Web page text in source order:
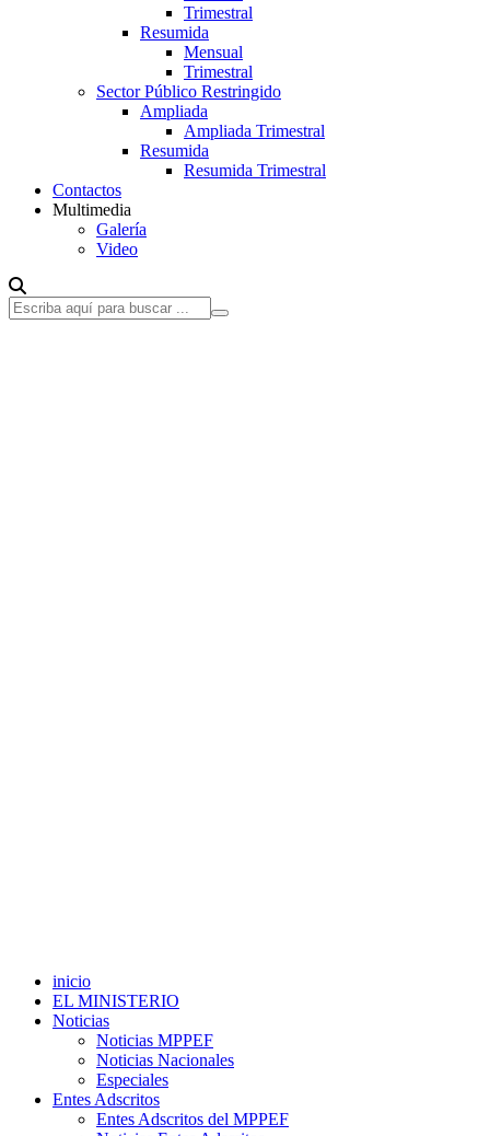
Trimestral
Resumida
Mensual
Trimestral
Sector Público Restringido
Ampliada
Ampliada Trimestral
Resumida
Resumida Trimestral
Contactos
Multimedia
Galería
Video
inicio
EL MINISTERIO
Noticias
Noticias MPPEF
Noticias Nacionales
Especiales
Entes Adscritos
Entes Adscritos del MPPEF